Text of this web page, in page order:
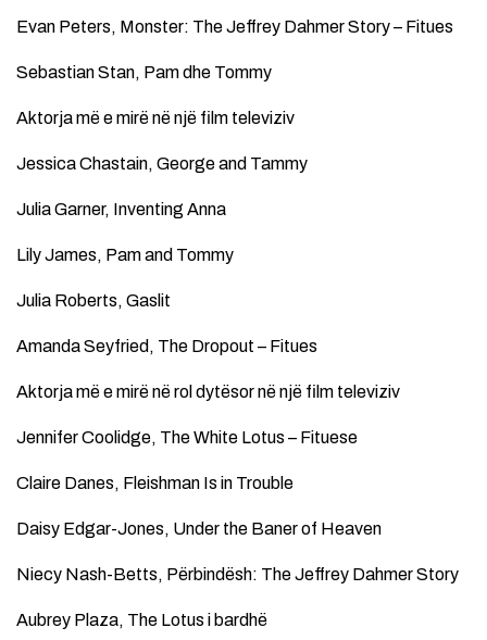
Evan Peters, Monster: The Jeffrey Dahmer Story – Fitues
Sebastian Stan, Pam dhe Tommy
Aktorja më e mirë në një film televiziv
Jessica Chastain, George and Tammy
Julia Garner, Inventing Anna
Lily James, Pam and Tommy
Julia Roberts, Gaslit
Amanda Seyfried, The Dropout – Fitues
Aktorja më e mirë në rol dytësor në një film televiziv
Jennifer Coolidge, The White Lotus – Fituese
Claire Danes, Fleishman Is in Trouble
Daisy Edgar-Jones, Under the Baner of Heaven
Niecy Nash-Betts, Përbindësh: The Jeffrey Dahmer Story
Aubrey Plaza, The Lotus i bardhë